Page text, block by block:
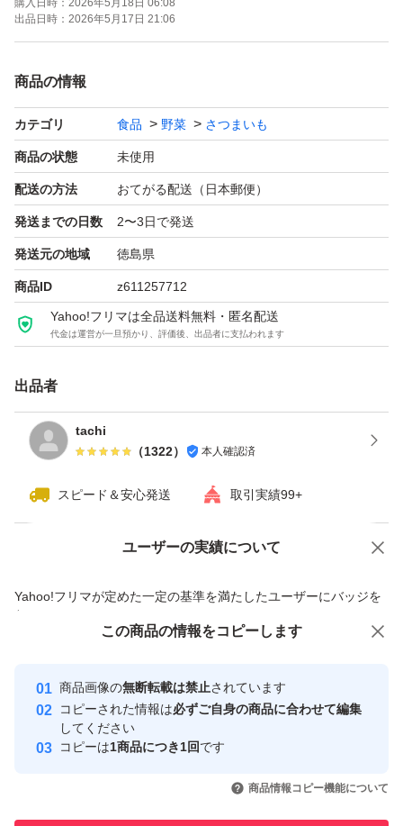
購入日時： 2026年5月18日 06:08
出品日時： 2026年5月17日 21:06
商品の情報
カテゴリ 食品 野菜 さつまいも
商品の状態 未使用
配送の方法 おてがる配送（日本郵便）
発送までの日数 2〜3日で発送
発送元の地域 徳島県
商品ID z611257712
Yahoo!フリマは全品送料無料・匿名配送
代金は運営が一旦預かり、評価後、出品者に支払われます
出品者
tachi
（1322） 本人確認済
スピード＆安心発送 取引実績99+
ユーザーの実績について
Yahoo!フリマが定めた一定の基準を満たしたユーザーにバッジを
付与しています
安心取引出品者
心・安全なユーザーです
取引実績
引を完了させた実績があります
価格の相談 商品への質問
この商品の情報をコピーします
商品画像の無断転載は禁止されています
コピーされた情報は必ずご自身の商品に合わせて編集
してください
コピーは1商品につき1回です
商品情報コピー機能について
この商品をみている人にオススメ